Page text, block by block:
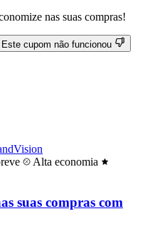
nas suas compras!
Este cupom não funcionou
Alta economia
suas compras com